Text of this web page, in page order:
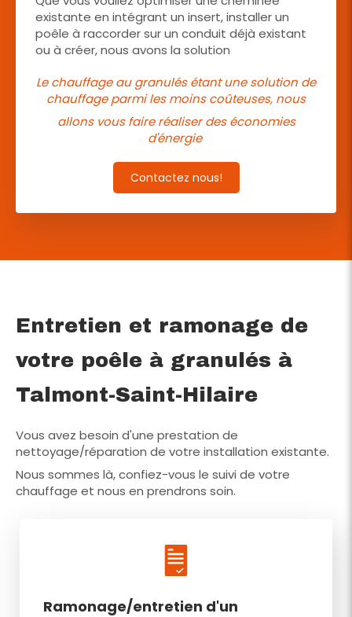
existante en intégrant un insert, installer un
poêle à raccorder sur un conduit déjà existant
ou à créer, nous avons la solution
Le chauffage au granulés étant une solution de
chauffage parmi les moins coûteuses, nous
allons vous faire réaliser des économies
d'énergie
Contactez nous!
Entretien et ramonage de
votre poêle à granulés à
Talmont-Saint-Hilaire
Vous avez besoin d'une prestation de
nettoyage/réparation de votre installation existante.
Nous sommes là, confiez-vous le suivi de votre
chauffage et nous en prendrons soin.
Ramonage/entretien d'un